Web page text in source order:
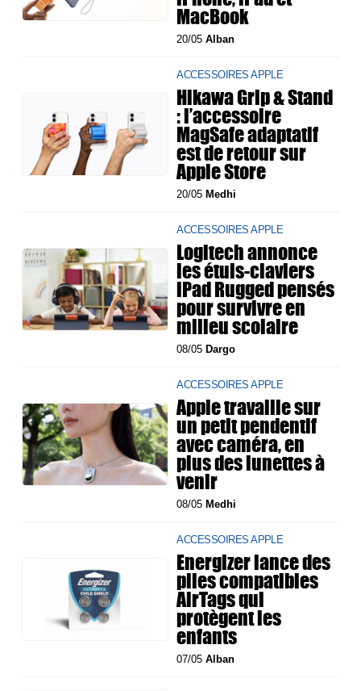
MacBook
20/05Alban
ACCESSOIRES APPLE
Hikawa Grip & Stand
: l’accessoire
MagSafe adaptatif
est de retour sur
Apple Store
20/05 Medhi
ACCESSOIRES APPLE
Logitech annonce
les étuis-claviers
iPad Rugged pensés
pour survivre en
milieu scolaire
08/05 Dargo
ACCESSOIRES APPLE
Apple travaille sur
un petit pendentif
avec caméra, en
plus des lunettes à
venir
08/05 Medhi
ACCESSOIRES APPLE
Energizer lance des
piles compatibles
AirTags qui
protègent les
enfants
07/05Alban